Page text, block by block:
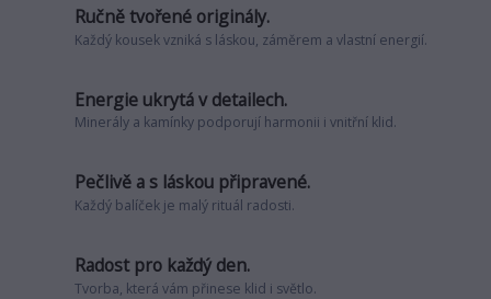
Ručně tvořené originály.
Každý kousek vzniká s láskou, záměrem a vlastní energií.
Energie ukrytá v detailech.
Minerály a kamínky podporují harmonii i vnitřní klid.
Pečlivě a s láskou připravené.
Každý balíček je malý rituál radosti.
Radost pro každý den.
Tvorba, která vám přinese klid i světlo.